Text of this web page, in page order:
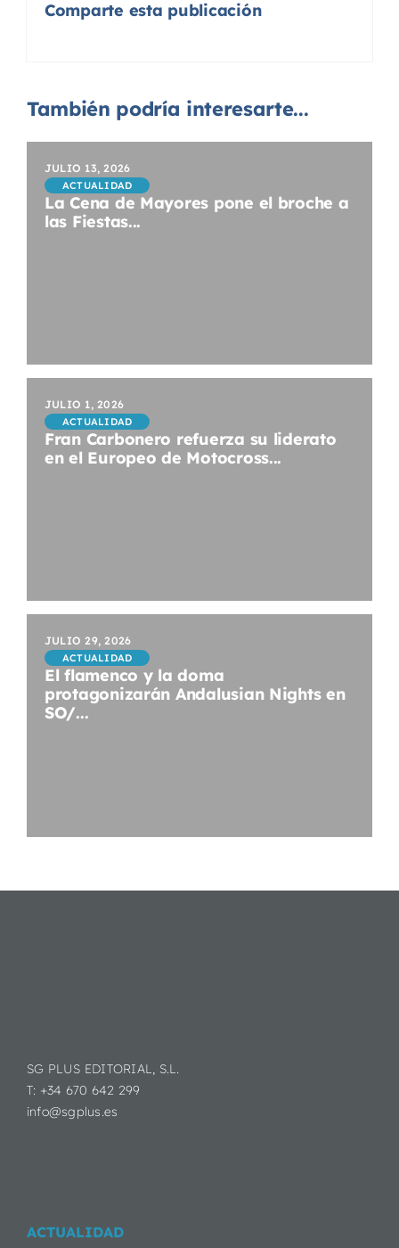
Comparte esta publicación
También podría interesarte...
JULIO 13, 2026
ACTUALIDAD
La Cena de Mayores pone el broche a
las Fiestas...
JULIO 1, 2026
ACTUALIDAD
Fran Carbonero refuerza su liderato
en el Europeo de Motocross...
JULIO 29, 2026
ACTUALIDAD
El flamenco y la doma
protagonizarán Andalusian Nights en
SO/...
SG PLUS EDITORIAL, S.L.
T: +34 670 642 299
info@sgplus.es
ACTUALIDAD